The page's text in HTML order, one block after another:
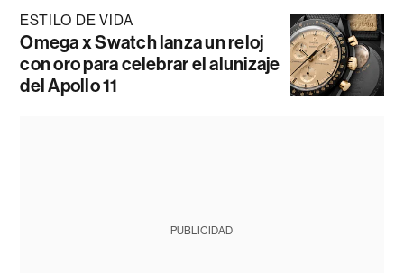
ESTILO DE VIDA
Omega x Swatch lanza un reloj
con oro para celebrar el alunizaje
del Apollo 11
PUBLICIDAD